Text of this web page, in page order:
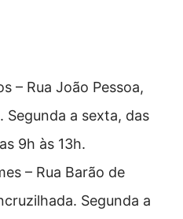
– Rua João Pessoa,
a sexta, das
9h às 13h.
– Rua Barão de
Segunda a